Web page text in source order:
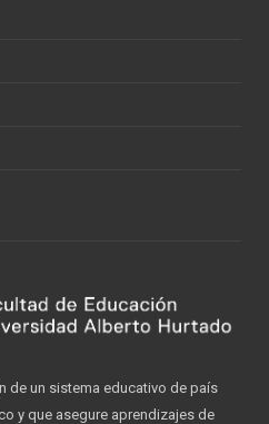
de un sistema educativo de país
y que asegure aprendizajes de